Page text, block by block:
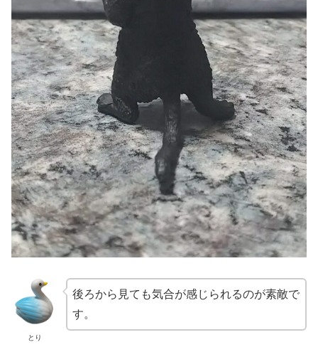
とり
後ろから見ても気合が感じられるのが素敵で
す。